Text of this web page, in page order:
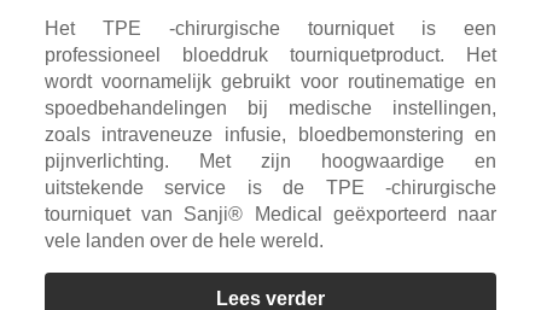
Het TPE -chirurgische tourniquet is een
professioneel bloeddruk tourniquetproduct. Het
wordt voornamelijk gebruikt voor routinematige en
spoedbehandelingen bij medische instellingen,
zoals intraveneuze infusie, bloedbemonstering en
pijnverlichting. Met zijn hoogwaardige en
uitstekende service is de TPE -chirurgische
tourniquet van Sanji® Medical geëxporteerd naar
vele landen over de hele wereld.
Lees verder